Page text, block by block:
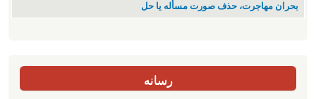
بحران مهاجرت‌، حذف صورت مسأله یا حل
رسانه